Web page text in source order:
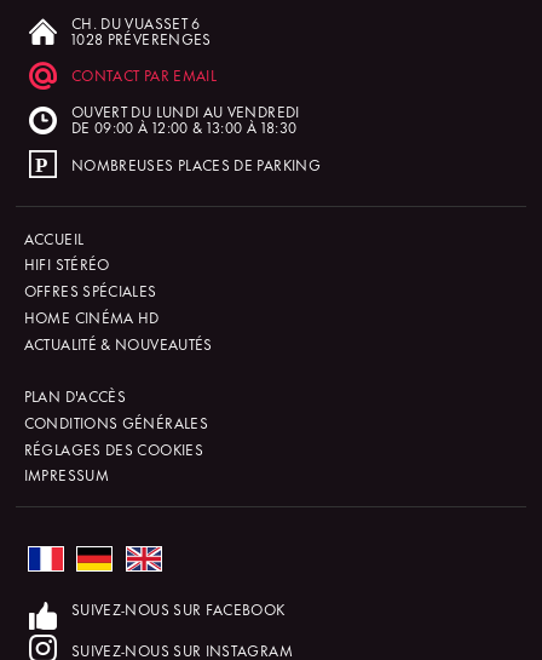
CH. DU VUASSET 6
1028 PRÉVERENGES
CONTACT PAR EMAIL
OUVERT DU LUNDI AU VENDREDI
DE 09:00 À 12:00 & 13:00 À 18:30
NOMBREUSES PLACES DE PARKING
ACCUEIL
HIFI STÉRÉO
OFFRES SPÉCIALES
HOME CINÉMA HD
ACTUALITÉ & NOUVEAUTÉS
PLAN D'ACCÈS
CONDITIONS GÉNÉRALES
RÉGLAGES DES COOKIES
IMPRESSUM
SUIVEZ-NOUS SUR FACEBOOK
SUIVEZ-NOUS SUR INSTAGRAM